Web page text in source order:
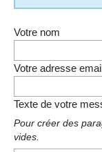
Votre nom
Votre adresse
Pour créer des
vides.